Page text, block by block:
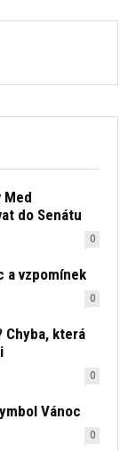
Med
do Senátu
0
a vzpomínek
0
Chyba, která
0
Vánoc
0